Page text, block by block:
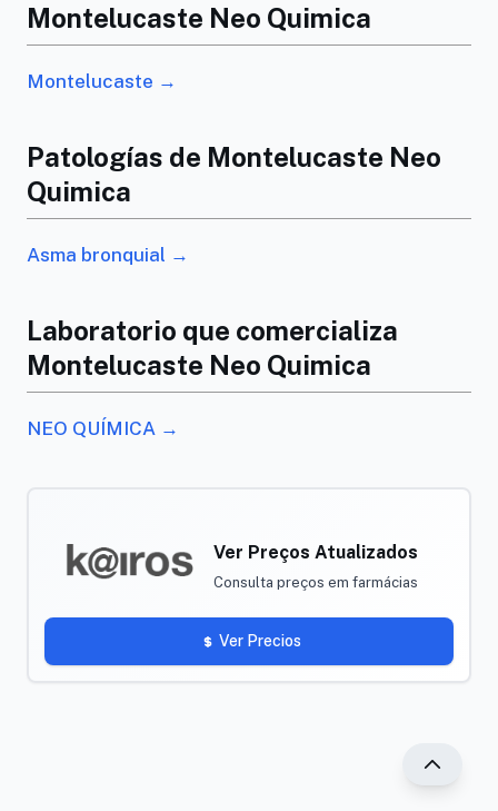
Montelucaste Neo Quimica
Montelucaste →
Patologías de Montelucaste Neo
Quimica
Asma bronquial →
Laboratorio que comercializa
Montelucaste Neo Quimica
NEO QUÍMICA →
Ver Preços Atualizados
Consulta preços em farmácias
Ver Precios